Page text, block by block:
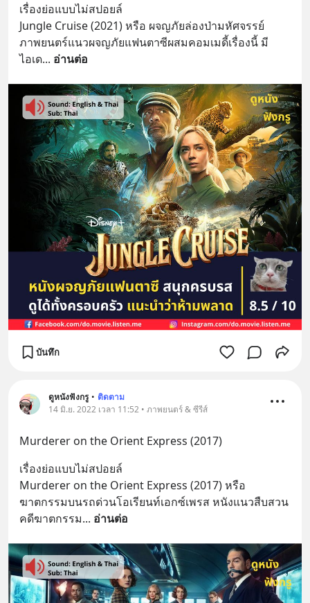
เรื่องย่อแบบไม่สปอยล์
Jungle Cruise (2021) หรือ ผจญภัยล่องป่ามหัศจรรย์
ภาพยนตร์แนวผจญภัยแฟนตาซีผสมคอมเมดี้เรื่องนี้ มี
ไอเด... อ่านต่อ
บันทึก
ดูหนังฟังกรู • ติดตาม
14 มิ.ย. 2022 เวลา 11:52 • ภาพยนตร์ & ซีรีส์
Murderer on the Orient Express (2017)
เรื่องย่อแบบไม่สปอยล์
Murderer on the Orient Express (2017) หรือ
ฆาตกรรมบนรถด่วนโอเรียนท์เอกซ์เพรส หนังแนวสืบสวน
คดีฆาตกรรม... อ่านต่อ